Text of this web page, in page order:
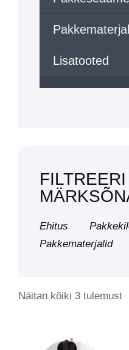
Näitan kõiki 3 tulemust
Lisatooted
Ehitus
Pakkematerjalid